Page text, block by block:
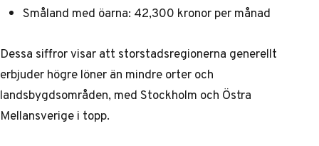
Småland med öarna: 42,300 kronor per månad
Dessa siffror visar att storstadsregionerna generellt
erbjuder högre löner än mindre orter och
landsbygdsområden, med Stockholm och Östra
Mellansverige i topp.